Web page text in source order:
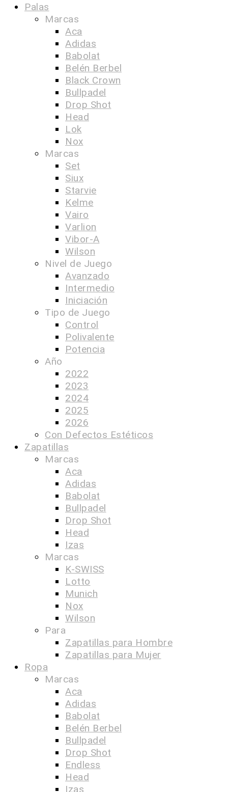
Palas
Marcas
Aca
Adidas
Babolat
Belén Berbel
Black Crown
Bullpadel
Drop Shot
Head
Lok
Nox
Marcas
Set
Siux
Starvie
Kelme
Vairo
Varlion
Vibor-A
Wilson
Nivel de Juego
Avanzado
Intermedio
Iniciación
Tipo de Juego
Control
Polivalente
Potencia
Año
2022
2023
2024
2025
2026
Con Defectos Estéticos
Zapatillas
Marcas
Aca
Adidas
Babolat
Bullpadel
Drop Shot
Head
Izas
Marcas
K-SWISS
Lotto
Munich
Nox
Wilson
Para
Zapatillas para Hombre
Zapatillas para Mujer
Ropa
Marcas
Aca
Adidas
Babolat
Belén Berbel
Bullpadel
Drop Shot
Endless
Head
Izas